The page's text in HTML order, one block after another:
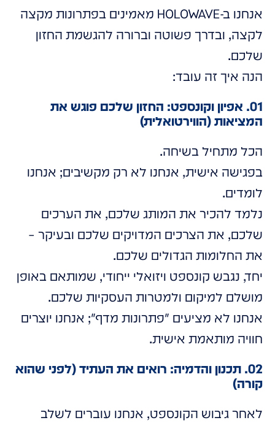
אנחנו ב-HOLOWAVE מאמינים בפתרונות מקצה
לקצה, ובדרך פשוטה וברורה להגשמת החזון
שלכם.
הנה איך זה עובד:
01. אפיון וקונספט: החזון שלכם פוגש את
המציאות (הווירטואלית)
הכל מתחיל בשיחה.
בפגישה אישית, אנחנו לא רק מקשיבים; אנחנו
לומדים.
נלמד להכיר את המותג שלכם, את הערכים
שלכם, את הצרכים המדויקים שלכם ובעיקר –
את החלומות הגדולים שלכם.
יחד, נגבש קונספט ויזואלי ייחודי, שמותאם באופן
מושלם למיקום ולמטרות העסקיות שלכם.
אנחנו לא מציעים "פתרונות מדף"; אנחנו יוצרים
חוויה מותאמת אישית.
02. תכנון והדמיה: רואים את העתיד (לפני שהוא
קורה)
לאחר גיבוש הקונספט, אנחנו עוברים לשלב